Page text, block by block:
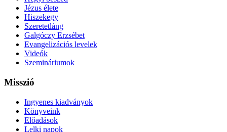
Jézus élete
Hiszekegy
Szeretetláng
Galgóczy Erzsébet
Evangelizációs levelek
Videók
Szemináriumok
Misszió
Ingyenes kiadványok
Könyveink
Előadások
Lelki napok